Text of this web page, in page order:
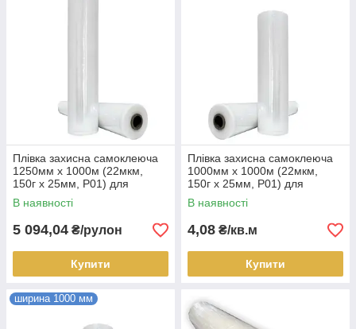
Плівка захисна самоклеюча
1250мм х 1000м (22мкм,
150г х 25мм, P01) для
поверхонь глянцевих і
напівглянцевих, рулон
В наявності
5 094,04 ₴/рулон
Купити
Плівка захисна самоклеюча
1000мм х 1000м (22мкм,
150г х 25мм, P01) для
металу глянцевого і
напівглянцевого, кв.м
В наявності
4,08 ₴/кв.м
Купити
ширина 1000 мм